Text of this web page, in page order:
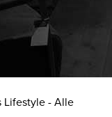
Lifestyle - Alle